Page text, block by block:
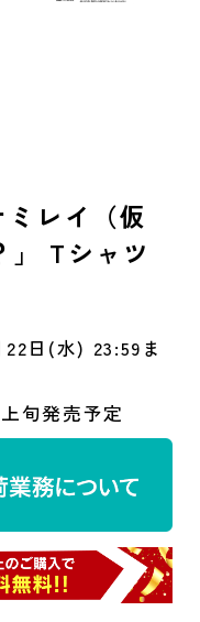
レイ（仮
」 Tシャツ
22日(水) 23:59ま
旬発売予定